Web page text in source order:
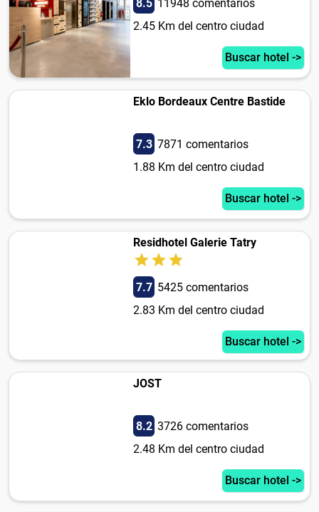
8.5 11948 comentarios
2.45 Km del centro ciudad
Buscar hotel ->
Eklo Bordeaux Centre Bastide
7.3 7871 comentarios
1.88 Km del centro ciudad
Buscar hotel ->
Residhotel Galerie Tatry
7.7 5425 comentarios
2.83 Km del centro ciudad
Buscar hotel ->
JOST
8.2 3726 comentarios
2.48 Km del centro ciudad
Buscar hotel ->